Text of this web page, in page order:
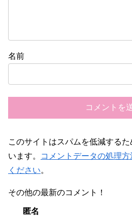
名前
このサイトはスパムを低減する
います。
コメントデータの処理
ください。
その他の最新のコメント！
匿名